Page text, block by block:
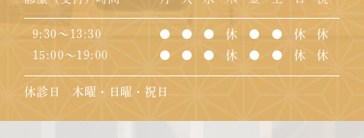
9:30～13:30 ● ● ● 休 ● ● 休
休
15:00～19:00
● ● ● 休 ● ● 休 休
休診日 木曜・日曜・祝日